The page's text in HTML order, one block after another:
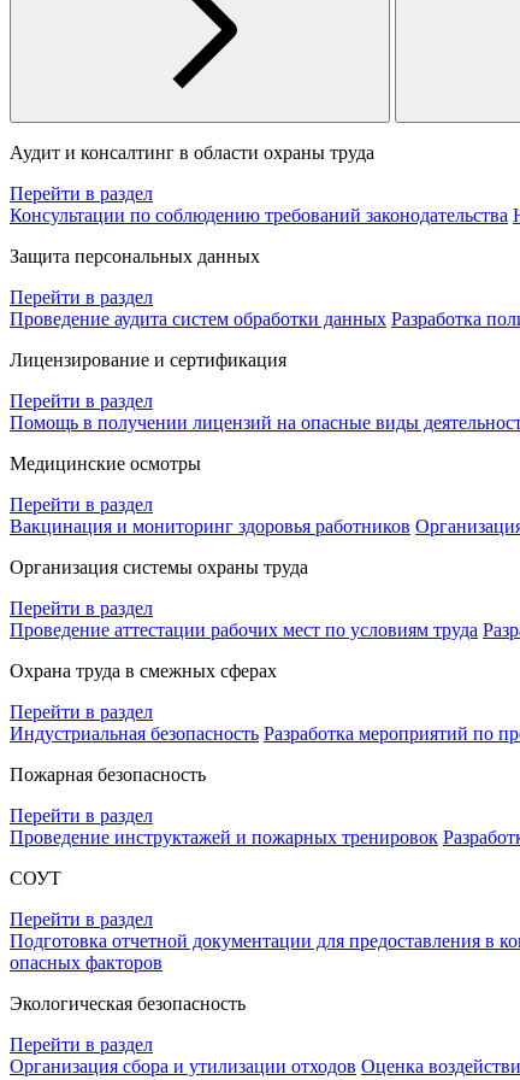
Аудит и консалтинг в области охраны труда
Перейти в раздел
Консультации по соблюдению требований законодательства
Защита персональных данных
Перейти в раздел
Проведение аудита систем обработки данных Разработка
Лицензирование и сертификация
Перейти в раздел
Помощь в получении лицензий на опасные виды
Медицинские осмотры
Перейти в раздел
Вакцинация и мониторинг здоровья работников
Организация системы охраны труда
Перейти в раздел
Проведение аттестации рабочих мест по условиям труда
Охрана труда в смежных сферах
Перейти в раздел
Индустриальная безопасность Разработка мероприятий по
Пожарная безопасность
Перейти в раздел
Проведение инструктажей и пожарных тренировок
СОУТ
Перейти в раздел
Подготовка отчетной документации для предоставления в
опасных факторов
Экологическая безопасность
Перейти в раздел
Организация сбора и утилизации отходов Оценка